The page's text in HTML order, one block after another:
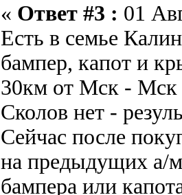
« Ответ #3 : 01
Есть в семье
бампер, капот и
30км от Мск - Мск
Сколов нет -
Сейчас после
на предыдущих а/м
бампера или